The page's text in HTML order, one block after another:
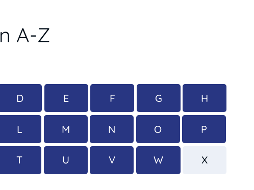
A-Z
D E F G H
L M N O P
T U V W X